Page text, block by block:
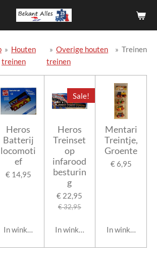
» Houten
treinen
» Overige houten
treinen
» Treinen
Heros
Batterij
locomoti
ef
€ 14,95
In winkelwagen
Sale!
Heros
Treinset
op
infarood
besturin
g
€ 22,95
€ 32,95
In winkelwagen
Mentari
Treintje,
Groente
€ 6,95
In